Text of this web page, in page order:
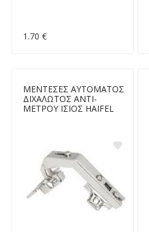
1.70 €
ΜΕΝΤΕΣΕΣ ΑΥΤΟΜΑΤΟΣ
ΔΙΧΑΛΩΤΟΣ ΑΝΤΙ-
ΜΕΤΡΟΥ ΙΣΙΟΣ HAIFEL